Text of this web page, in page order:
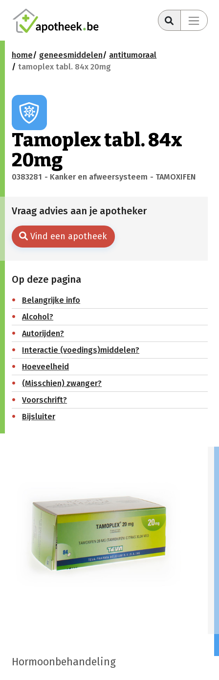
home geneesmiddelen
antitumoraal
tamoplex tabl. 84x 20mg
Tamoplex tabl. 84x
20mg
0383281 - Kanker en afweersysteem - TAMOXIFEN
Vraag advies aan je apotheker
Vind een apotheek
Op deze pagina
Belangrijke info
Alcohol?
Autorijden?
Interactie (voedings)middelen?
Hoeveelheid
(Misschien) zwanger?
Voorschrift?
Bijsluiter
Hormoonbehandeling